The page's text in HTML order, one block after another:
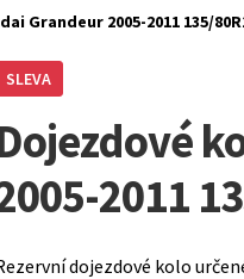
Grandeur 2005-2011 135/
SLEVA
2011
dojezdové kolo